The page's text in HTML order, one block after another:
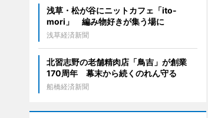
浅草・松が谷にニットカフェ「ito-
mori」 編み物好きが集う場に
浅草経済新聞
北習志野の老舗精肉店「鳥吉」が創業
170周年 幕末から続くのれん守る
船橋経済新聞